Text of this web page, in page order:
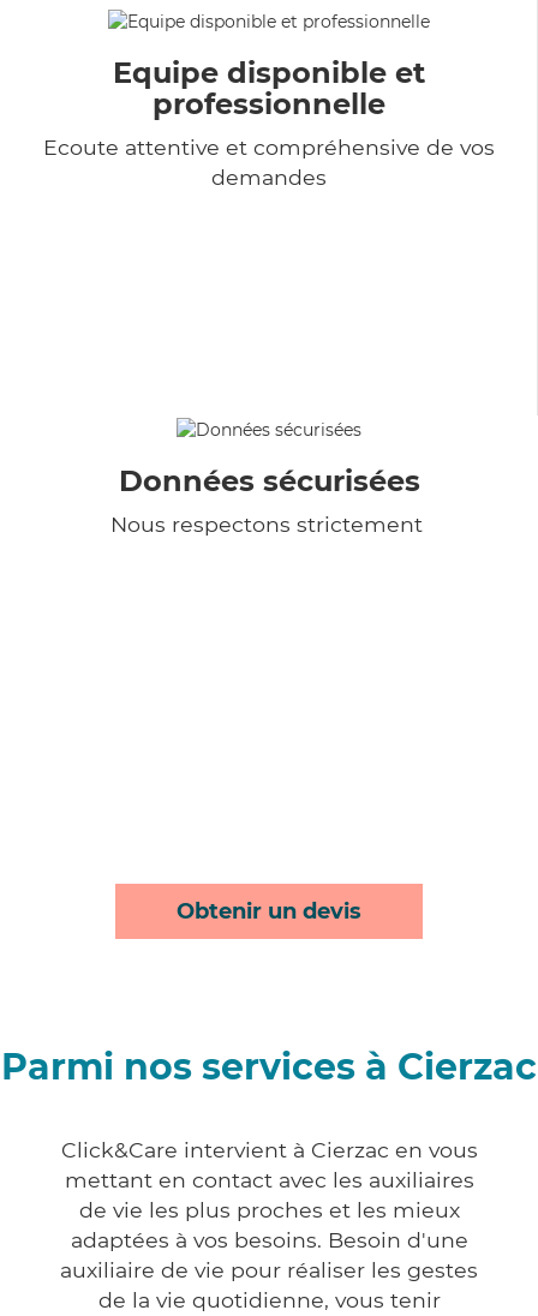
Equipe disponible et
professionnelle
Ecoute attentive et compréhensive de vos
demandes
Données sécurisées
Nous respectons strictement
Obtenir un devis
Parmi nos services à Cierzac
Click&Care intervient à Cierzac en vous
mettant en contact avec les auxiliaires
de vie les plus proches et les mieux
adaptées à vos besoins. Besoin d'une
auxiliaire de vie pour réaliser les gestes
de la vie quotidienne, vous tenir